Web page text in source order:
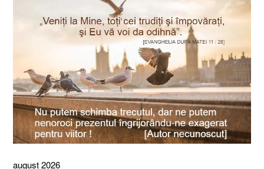
august 2026